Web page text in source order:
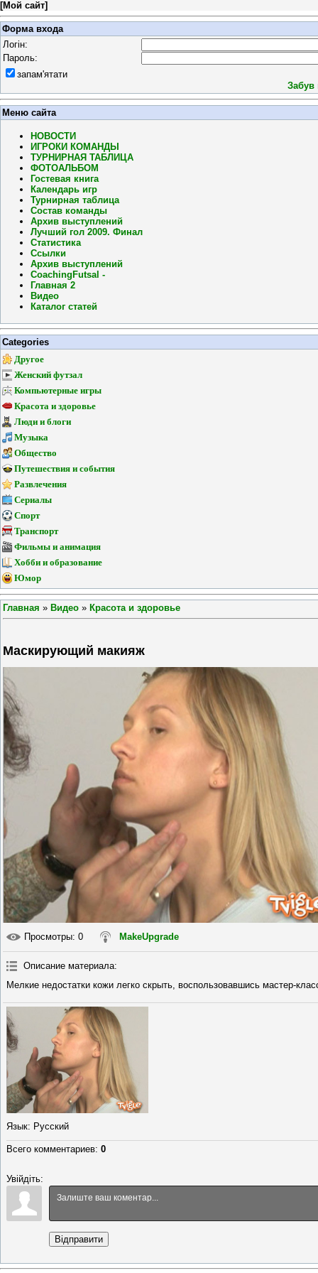
[Мой сайт]
Форма входа
Логін:
Пароль:
запам'ятати
Забув
Меню сайта
НОВОСТИ
ИГРОКИ КОМАНДЫ
ТУРНИРНАЯ ТАБЛИЦА
ФОТОАЛЬБОМ
Гостевая книга
Календарь игр
Турнирная таблица
Состав команды
Архив выступлений
Лучший гол 2009. Финал
Статистика
Ссылки
Архив выступлений
CoachingFutsal -
Главная 2
Видео
Каталог статей
Categories
Другое
Женский футзал
Компьютерные игры
Красота и здоровье
Люди и блоги
Музыка
Общество
Путешествия и события
Развлечения
Сериалы
Спорт
Транспорт
Фильмы и анимация
Хобби и образование
Юмор
Главная » Видео » Красота и здоровье
Маскирующий макияж
Просмотры: 0 MakeUpgrade
Описание материала:
Мелкие недостатки кожи легко скрыть, воспользовавшись мастер-
Язык: Русский
Всего комментариев: 0
Увійдіть:
Відправити